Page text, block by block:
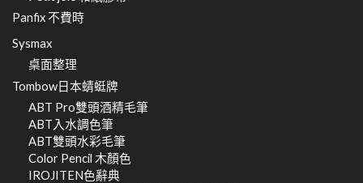
Panfix 不費時
Sysmax
桌面整理
Tombow日本蜻蜓牌
ABT Pro雙頭酒精毛筆
ABT入水調色筆
ABT雙頭水彩毛筆
Color Pencil 木顏色
IROJITEN色辭典